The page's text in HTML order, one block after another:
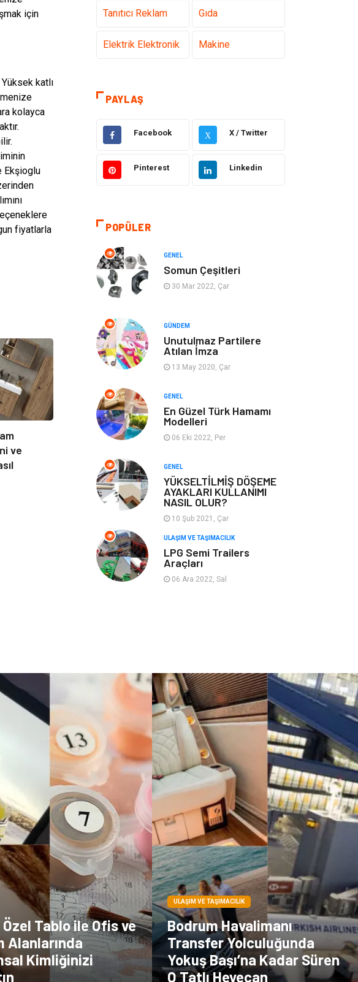
için
katlı
kolayca
Ekşioglu
fiyatlarla
ve
Tanıtıcı Reklam Gıda
Elektrik Elektronik Makine
Alışveriş
Emlak
Organizasyon Mobilya
Tekstil
Tatil Finans & Ekonomi
Turizm
Aksesuar Eğitim Kurumları
Ambalaj Eğlence
Pazarlama
Servisleri
Kültür Telekomünikasyon
Bebek Giyim
Dernekler ve
Birlikler
çiçek İnternet
Tarım &
Hayvancılık
Endüstriyel
Ürünler
PAYLAŞ
Facebook X X / Twitter
Pinterest Linkedin
POPÜLER
GENEL
Somun Çeşitleri
30 Mar 2022, Çar
GÜNDEM
Unutulmaz Partilere
Atılan İmza
13 May 2020, Çar
GENEL
En Güzel Türk Hamamı
Modelleri
06 Eki 2022, Per
GENEL
YÜKSELTİLMİŞ DÖŞEME
AYAKLARI KULLANIMI
NASIL OLUR?
10 Şub 2021, Çar
ULAŞIM VE TAŞIMACILIK
LPG Semi Trailers
Araçları
06 Ara 2022, Sal
Tablo ile Ofis ve
Alanlarında
Kimliğinizi
ULAŞIM VE TAŞIMACILIK
Bodrum Havalimanı
Transfer Yolculuğunda
Yokuş Başı’na Kadar Süren
O Tatlı Heyecan